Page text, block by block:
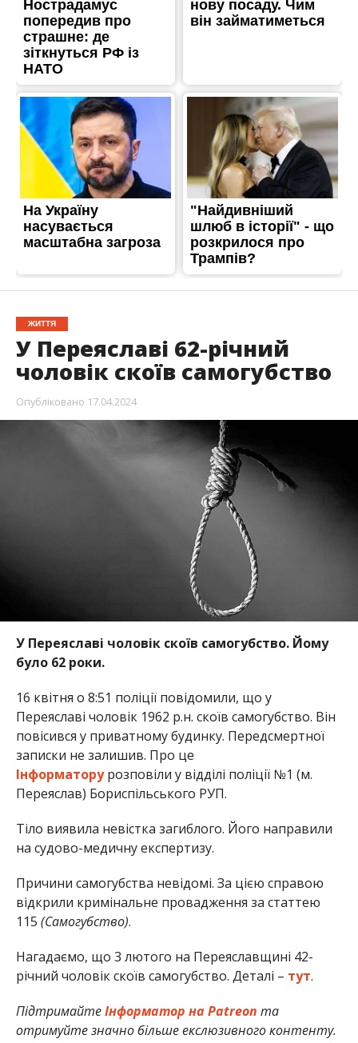
ЖИТТЯ
У Переяславі 62-річний
чоловік скоїв самогубство
Опубліковано 17.04.2024
У Переяславі чоловік скоїв самогубство. Йому
було 62 роки.
16 квітня о 8:51 поліції повідомили, що у
Переяславі чоловік 1962 р.н. скоїв самогубство. Він
повісився у приватному будинку. Передсмертної
записки не залишив. Про це
Інформаторурозповіли у відділі поліції №1 (м.
Переяслав) Бориспільського РУП.
Тіло виявила невістка загиблого. Його направили
на судово-медичну експертизу.
Причини самогубства невідомі. За цією справою
відкрили кримінальне провадження за статтею
115 (Самогубство).
Нагадаємо, що 3 лютого на Переяславщині 42-
річний чоловік скоїв самогубство. Деталі – тут.
ПідтримайтеІнформатор на Patreon та
отримуйте значно більше екслюзивного контенту.